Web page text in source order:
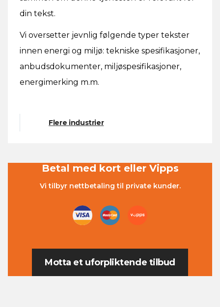
din tekst.
Vi oversetter jevnlig følgende typer tekster
innen energi og miljø: tekniske spesifikasjoner,
anbudsdokumenter, miljøspesifikasjoner,
energimerking m.m.
Flere industrier
Betal med kort eller Vipps
Vi tilbyr nettbetaling til private kunder.
Motta et uforpliktende tilbud